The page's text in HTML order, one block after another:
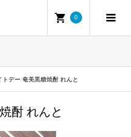
0
トデー 奄美黒糖焼酎 れんと
酎 れんと